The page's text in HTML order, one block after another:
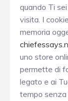
quando Ti
visita. I
memoria
uno store
permette di
legato e ai
tempo